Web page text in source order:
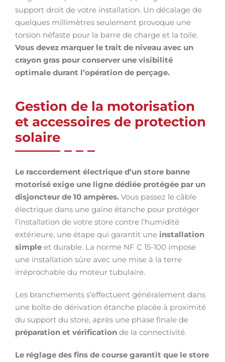
support droit de votre installation. Un décalage de
quelques millimètres seulement provoque une
torsion néfaste pour la barre de charge et la toile.
Vous devez marquer le trait de niveau avec un
crayon gras pour conserver une visibilité
optimale durant l’opération de perçage.
Gestion de la motorisation
et accessoires de protection
solaire
Le raccordement électrique d’un store banne
motorisé exige une ligne dédiée protégée par un
disjoncteur de 10 ampères. Vous passez le câble
électrique dans une gaine étanche pour protéger
l’installation de votre store contre l’humidité
extérieure, une étape qui garantit une installation
simple et durable. La norme NF C 15-100 impose
une installation sûre avec une mise à la terre
irréprochable du moteur tubulaire.
Les branchements s’effectuent généralement dans
une boîte de dérivation étanche placée à proximité
du support du store, après une phase finale de
préparation et vérification de la connectivité.
Le réglage des fins de course garantit que le store